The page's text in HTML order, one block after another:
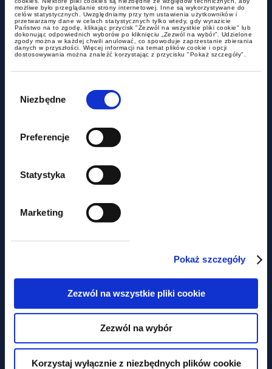
możliwe było przeglądanie strony internetowej. Inne są wykorzystywane do
celów statystycznych. Uwzględniamy przy tym ustawienia użytkowników i
przetwarzamy dane w celach statystycznych tylko wtedy, gdy wyrazicie
Państwo na to zgodę, klikając przycisk "Zezwól na wszystkie pliki cookie" lub
dokonując odpowiednich wyborów po kliknięciu „Zezwól na wybór”. Udzielone
zgody można w każdej chwili anulować, co spowoduje zaprzestanie zbierania
danych w przyszłości. Więcej informacji na temat plików cookie i opcji
dostosowywania można znaleźć korzystając z przycisku "Pokaż szczegóły".
zgody
Niezbędne
Preferencje
Statystyka
Marketing
Pokaż szczegóły
Zezwól na wszystkie pliki cookie
Zezwól na wybór
Korzystaj wyłącznie z niezbędnych plików cookie
zdecydować, że Twoja umowa
B2B to w rzeczywistości etat
aktualności
Czy miasto może być
podatnikiem akcyzy?